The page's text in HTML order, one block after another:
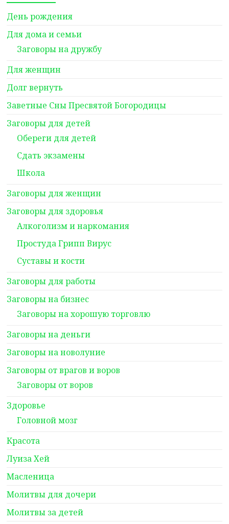
День рождения
Для дома и семьи
Заговоры на дружбу
Для женщин
Долг вернуть
Заветные Сны Пресвятой Богородицы
Заговоры для детей
Обереги для детей
Сдать экзамены
Школа
Заговоры для женщин
Заговоры для здоровья
Алкоголизм и наркомания
Простуда Грипп Вирус
Суставы и кости
Заговоры для работы
Заговоры на бизнес
Заговоры на хорошую торговлю
Заговоры на деньги
Заговоры на новолуние
Заговоры от врагов и воров
Заговоры от воров
Здоровье
Головной мозг
Красота
Луиза Хей
Масленица
Молитвы для дочери
Молитвы за детей